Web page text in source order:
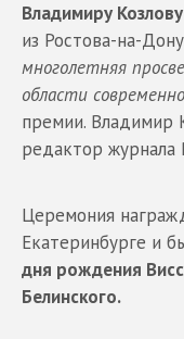
Владимиру Козлову
из Ростова-на-
многолетняя
области
премии. Владимир
редактор журнала
Церемония
Екатеринбурге и
дня рождения
Белинского.